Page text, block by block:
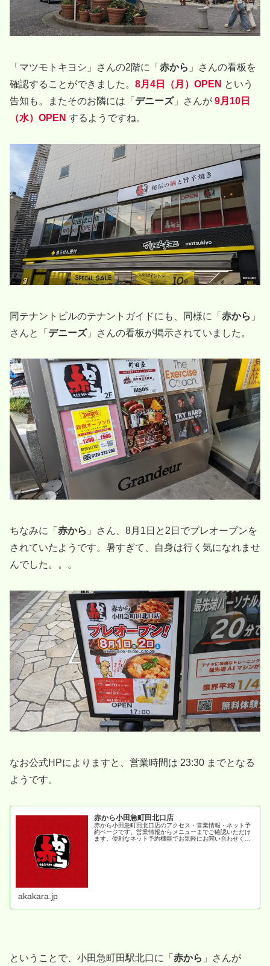
「マツモトキヨシ」さんの2階に「 赤から 」さんの看板を
確認することができました。 8月4日（月）OPEN という
告知も。またそのお隣には「 デニーズ」さんが 9月10日
（水）OPEN するようですね。
同テナントビルのテナントガイドにも、同様に「 赤から 」
さんと「 デニーズ」さんの看板が掲示されていました。
ちなみに「 赤から 」さん、8月1日と2日でプレオープンを
されていたようです。暑すぎて、自身は行く気になれませ
んでした。。。
なお公式HPによりますと、営業時間は 23:30 までとなる
ようです。
赤から小田急町田北口店
赤から小田急町田北口店のアクセス・営業情報・ネット予
約ページです。営業情報からメニューまでご確認いただけ
ます。便利なネット予約機能でお気軽にお問い合わせくだ
akakara.jp
ということで、小田急町田駅北口に「 赤から 」さんが